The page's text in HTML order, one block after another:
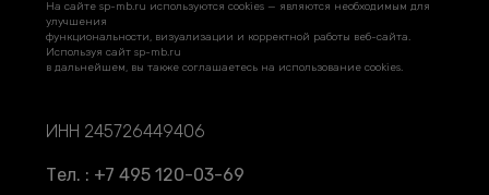
На сайте sp-mb.ru используются cookies — являются необходимым для
улучшения
функциональности, визуализации и корректной работы веб-сайта.
Используя сайт sp-mb.ru
в дальнейшем, вы также соглашаетесь на использование cookies.
ИНН 245726449406
Тел. : +7 495 120-03-69